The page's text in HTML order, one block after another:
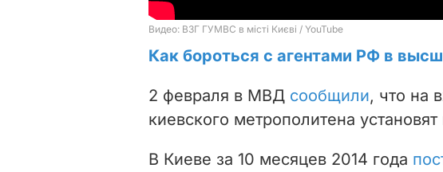
Как бороться с агентами РФ в
2 февраля в МВД сообщили, что на
киевского метрополитена
В Киеве за 10 месяцев 2014 года